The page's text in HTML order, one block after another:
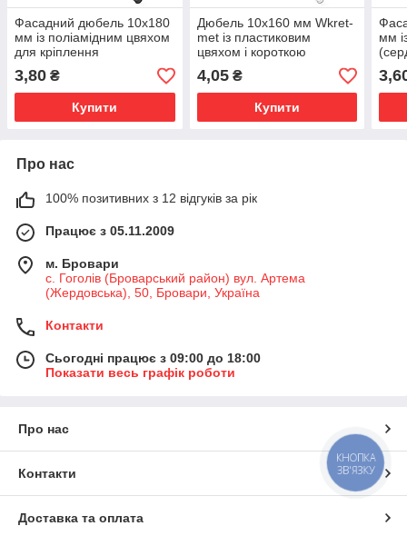
Фасадний дюбель 10х180
мм із поліамідним цвяхом
для кріплення
утеплювачів
3,80 ₴
Купити
Дюбель 10х160 мм Wkret-
met із пластиковим
цвяхом і короткою
розпірною частиною
4,05₴
Купити
мм
TPS
Про нас
100% позитивних з 12 відгуків за рік
Працює з 05.11.2009
м. Бровари
с. Гоголів (Броварський район) вул. Артема
(Жердовська), 50, Бровари, Україна
Контакти
Сьогодні працює з 09:00 до 18:00
Показати весь графік роботи
Про нас
Контакти
Доставка та оплата
КНОПКА
ЗВ'ЯЗКУ